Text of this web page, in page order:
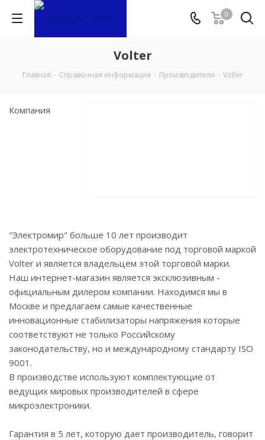
0
Volter
Главная - Справочная информация - Производители - Volter
Компания
"Электромир" больше 10 лет производит
электротехническое оборудование под торговой маркой
Volter и является владельцем этой торговой марки.
Наш интернет-магазин является эксклюзивным -
официальным дилером компании. Находимся мы в
Москве и предлагаем самые качественные
инновационные стабилизаторы напряжения которые
соответствуют не только Российскому
законодательству, но и международному стандарту ISO
9001.
В производстве используют комплектующие от
ведущих мировых производителей в сфере
микроэлектроники.
Гарантия в 5 лет, которую дает производитель, говорит